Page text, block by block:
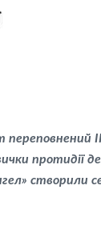
переповнений
протидії
створили